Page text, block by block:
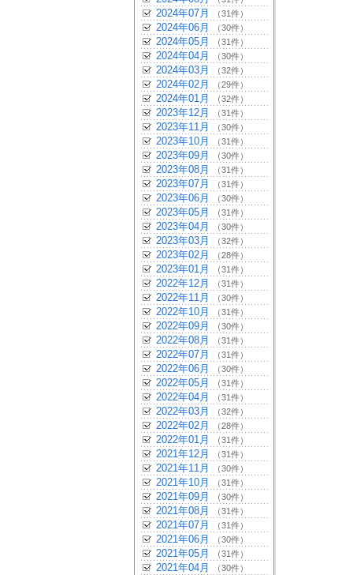
2024年07月 （31件）
2024年06月 （30件）
2024年05月 （31件）
2024年04月 （30件）
2024年03月 （32件）
2024年02月 （29件）
2024年01月 （32件）
2023年12月 （31件）
2023年11月 （30件）
2023年10月 （31件）
2023年09月 （30件）
2023年08月 （31件）
2023年07月 （31件）
2023年06月 （30件）
2023年05月 （31件）
2023年04月 （30件）
2023年03月 （32件）
2023年02月 （28件）
2023年01月 （31件）
2022年12月 （31件）
2022年11月 （30件）
2022年10月 （31件）
2022年09月 （30件）
2022年08月 （31件）
2022年07月 （31件）
2022年06月 （30件）
2022年05月 （31件）
2022年04月 （31件）
2022年03月 （32件）
2022年02月 （28件）
2022年01月 （31件）
2021年12月 （31件）
2021年11月 （30件）
2021年10月 （31件）
2021年09月 （30件）
2021年08月 （31件）
2021年07月 （31件）
2021年06月 （30件）
2021年05月 （31件）
2021年04月 （30件）